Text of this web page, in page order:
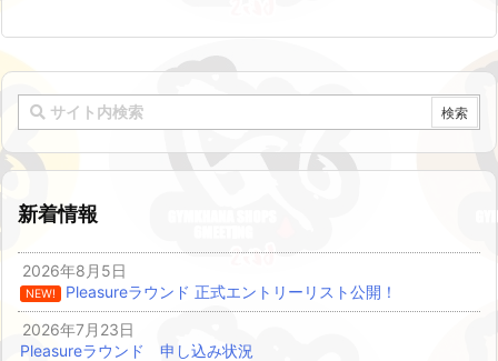
新着情報
2026年8月5日
NEW!
Pleasureラウンド 正式エントリーリスト公開！
2026年7月23日
Pleasureラウンド 申し込み状況